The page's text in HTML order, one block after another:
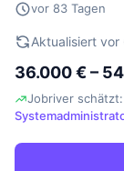
vor 83 Tagen
Aktualisiert vor
36.000 € –
Jobriver